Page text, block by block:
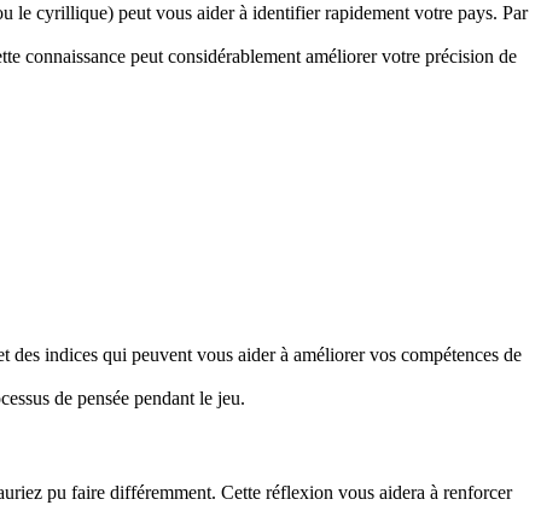
le cyrillique) peut vous aider à identifier rapidement votre pays. Par
connaissance peut considérablement améliorer votre précision de
indices qui peuvent vous aider à améliorer vos compétences de
de pensée pendant le jeu.
pu faire différemment. Cette réflexion vous aidera à renforcer